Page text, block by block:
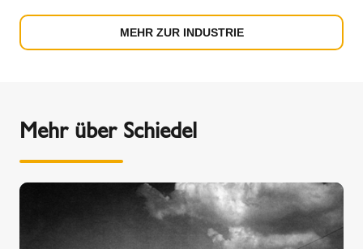
MEHR ZUR INDUSTRIE
Mehr über Schiedel